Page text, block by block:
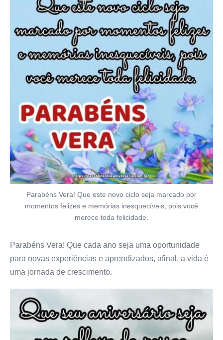
Parabéns Vera! Que este novo ciclo seja marcado por
momentos felizes e memórias inesquecíveis, pois você
merece toda felicidade.
Parabéns Vera! Que cada ano seja uma oportunidade
para novas experiências e aprendizados, afinal, a vida é
uma jornada de crescimento.